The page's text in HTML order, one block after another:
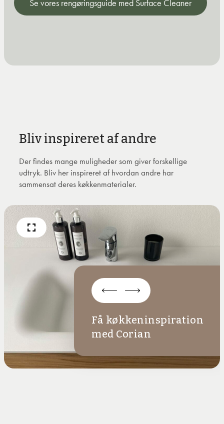
Se vores rengøringsguide med Surface Cleaner
Bliv inspireret af andre
Der findes mange muligheder som giver forskellige
udtryk. Bliv her inspireret af hvordan andre har
sammensat deres køkkenmaterialer.
Få køkkeninspiration
med Corian